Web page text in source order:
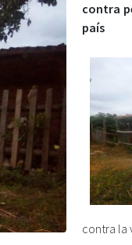
contra
país
contra la